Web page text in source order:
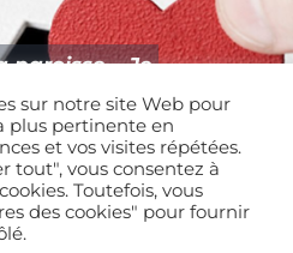
paroisse… Je
!
réservés | 01 39 65 01 82
sur notre site Web pour
plus pertinente en
et vos visites répétées.
tout", vous consentez à
Toutefois, vous
des cookies" pour fournir